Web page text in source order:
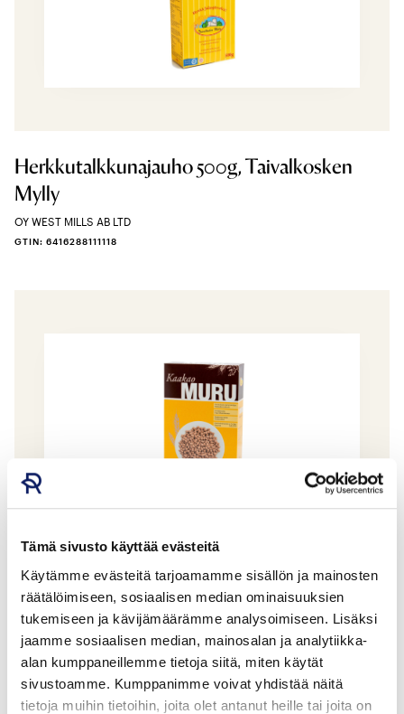
Tämä sivusto käyttää evästeitä
Käytämme evästeitä tarjoamamme sisällön ja mainosten
räätälöimiseen, sosiaalisen median ominaisuuksien
tukemiseen ja kävijämäärämme analysoimiseen. Lisäksi
jaamme sosiaalisen median, mainosalan ja analytiikka-
alan kumppaneillemme tietoja siitä, miten käytät
sivustoamme. Kumppanimme voivat yhdistää näitä
tietoja muihin tietoihin, joita olet antanut heille tai joita on
Herkkutalkkunajauho 500g, Taivalkosken
Mylly
OY WEST MILLS AB LTD
GTIN: 6416288111118
Kaakaomuru 350g, Taivalkosken Mylly Oy